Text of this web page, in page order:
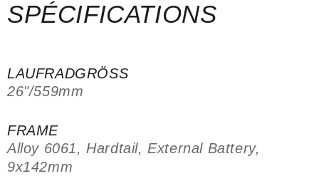
SPÉCIFICATIONS
LAUFRADGRÖSS
26"/559mm
FRAME
Alloy 6061, Hardtail, External Battery,
9x142mm